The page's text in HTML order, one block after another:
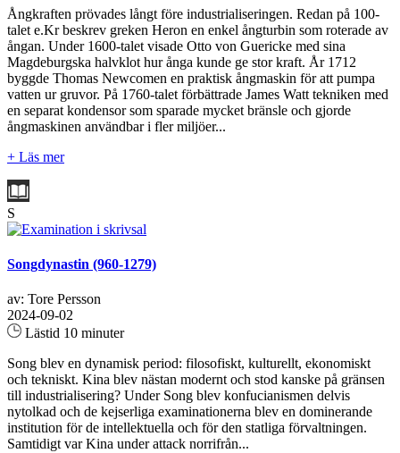
Ångkraften prövades långt före industrialiseringen. Redan på 100-
talet e.Kr beskrev greken Heron en enkel ångturbin som roterade av
ångan. Under 1600-talet visade Otto von Guericke med sina
Magdeburgska halvklot hur ånga kunde ge stor kraft. År 1712
byggde Thomas Newcomen en praktisk ångmaskin för att pumpa
vatten ur gruvor. På 1760-talet förbättrade James Watt tekniken med
en separat kondensor som sparade mycket bränsle och gjorde
ångmaskinen användbar i fler miljöer...
+ Läs mer
S
Songdynastin (960-1279)
av: Tore Persson
2024-09-02
Lästid 10 minuter
Song blev en dynamisk period: filosofiskt, kulturellt, ekonomiskt
och tekniskt. Kina blev nästan modernt och stod kanske på gränsen
till industrialisering? Under Song blev konfucianismen delvis
nytolkad och de kejserliga examinationerna blev en dominerande
institution för de intellektuella och för den statliga förvaltningen.
Samtidigt var Kina under attack norrifrån...